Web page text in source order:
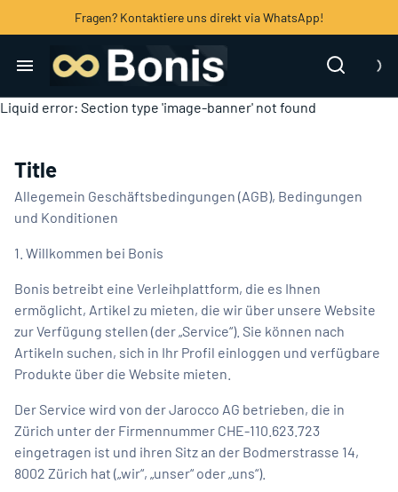
Fragen? Kontaktiere uns direkt via WhatsApp!
Home
Haushalt
Hochdruckreiniger
Kärcher Hochdruckreiniger
Polsterreiniger
IT
Foto & Video
Blog
Events
Sports
Liquid error: Section type 'image-banner' not found
Title
Allegemein Geschäftsbedingungen (AGB), Bedingungen
und Konditionen
1. Willkommen bei Bonis
Bonis betreibt eine Verleihplattform, die es Ihnen
ermöglicht, Artikel zu mieten, die wir über unsere Website
zur Verfügung stellen (der „Service“). Sie können nach
Artikeln suchen, sich in Ihr Profil einloggen und verfügbare
Produkte über die Website mieten.
Der Service wird von der Jarocco AG betrieben, die in
Zürich unter der Firmennummer CHE-110.623.723
eingetragen ist und ihren Sitz an der Bodmerstrasse 14,
8002 Zürich hat („wir“, „unser“ oder „uns“).